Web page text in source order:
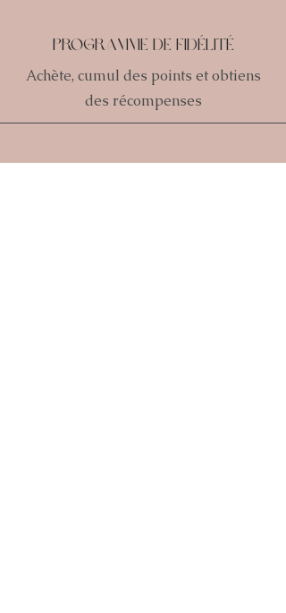
Programme de fidélité
Achète, cumul des points et obtiens
des récompenses